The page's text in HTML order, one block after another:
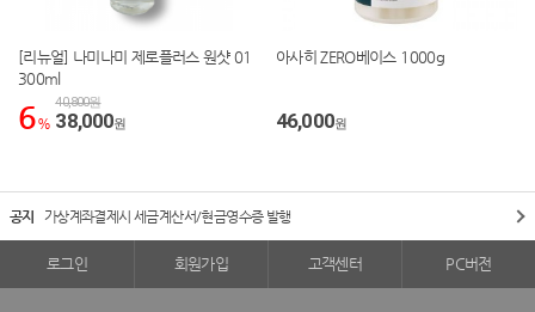
[리뉴얼] 나미나미 제로플러스 원샷 01
300ml
6 %
40,800원
38,000원
아사히 ZERO베이스 1000g
46,000원
공지 가상계좌결제시 세금계산서/현금영수증 발행
로그인 회원가입 고객센터 PC버전